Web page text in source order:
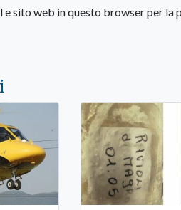
e sito web in questo browser per la